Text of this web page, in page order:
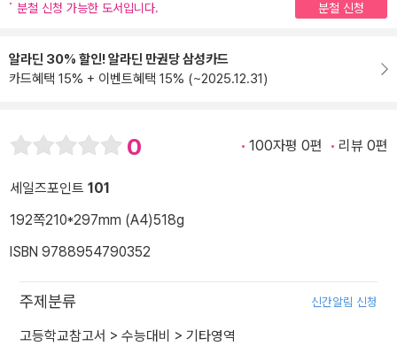
분철 신청 가능한 도서입니다.
분철 신청
알라딘 30% 할인! 알라딘 만권당 삼성카드
카드혜택 15% + 이벤트혜택 15% (~2025.12.31)
0 100자평 0편 리뷰 0편
세일즈포인트 101
192쪽210*297mm (A4)518g
ISBN 9788954790352
주제분류 신간알림 신청
고등학교참고서 > 수능대비 > 기타영역